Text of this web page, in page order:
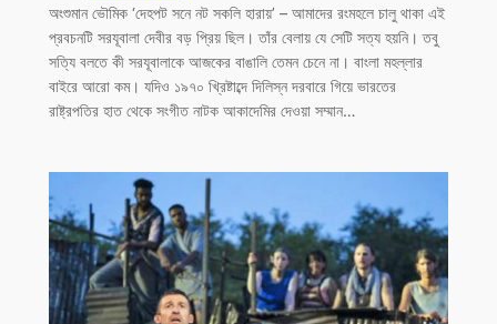
অংশুমান ভৌমিক ‘দেহপট সনে নট সকলি হারায়’ – আমাদের রংমহলে চালু থাকা এই
প্রবচনটি সরযূবালা দেবীর বড় প্রিয় ছিল। তাঁর বেলায় যে সেটি সত্য হয়নি। তবু
সত্যি বলতে কী সরযূবালাকে আজকের বাঙালি তেমন চেনে না। বাংলা মহল্লার
বাইরে আরো কম। যদিও ১৯৭০ খ্রিষ্টাব্দে দিলিস্ন দরবারে গিয়ে ভারতের
রাষ্ট্রপতির হাত থেকে সংগীত নাটক আকাদেমির দেওয়া সম্মান…